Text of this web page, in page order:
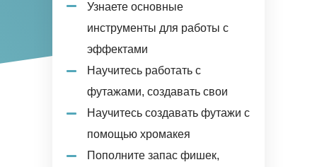
Узнаете основные
инструменты для работы с
эффектами
Научитесь работать с
футажами, создавать свои
Научитесь создавать футажи с
помощью хромакея
Пополните запас фишек,